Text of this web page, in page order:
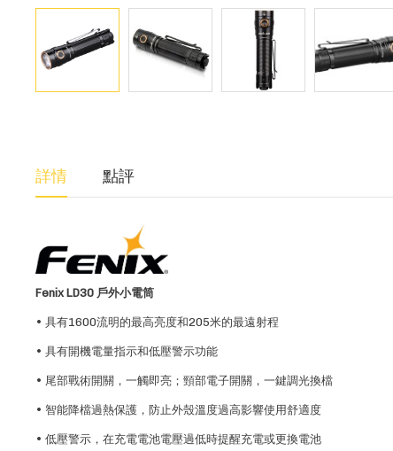
詳情 點評
Fenix LD30 戶外小電筒
• 具有1600流明的最高亮度和205米的最遠射程
• 具有開機電量指示和低壓警示功能
• 尾部戰術開關，一觸即亮；頸部電子開關，一鍵調光換檔
• 智能降檔過熱保護，防止外殼溫度過高影響使用舒適度
• 低壓警示，在充電電池電壓過低時提醒充電或更換電池